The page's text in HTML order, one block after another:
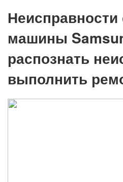
машины
распознать
выполнить